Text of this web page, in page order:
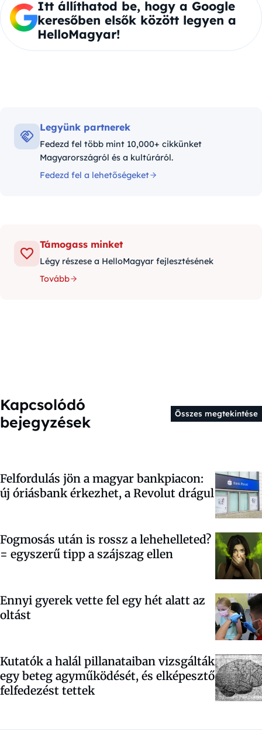
Itt állíthatod be, hogy a Google
keresőben elsők között legyen a
HelloMagyar!
Legyünk partnerek
Fedezd fel több mint 10,000+ cikkünket
Magyarországról és a kultúráról.
Fedezd fel a lehetőségeket
Támogass minket
Légy részese a HelloMagyar fejlesztésének
Tovább
Kapcsolódó
bejegyzések
Összes megtekintése
Felfordulás jön a magyar bankpiacon:
új óriásbank érkezhet, a Revolut drágul
Fogmosás után is rossz a lehehelleted?
= egyszerű tipp a szájszag ellen
Ennyi gyerek vette fel egy hét alatt az
oltást
Kutatók a halál pillanataiban vizsgálták
egy beteg agyműködését, és elképesztő
felfedezést tettek